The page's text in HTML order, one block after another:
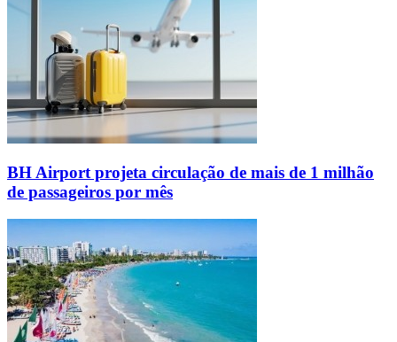
BH Airport projeta circulação de mais de 1 milhão
de passageiros por mês